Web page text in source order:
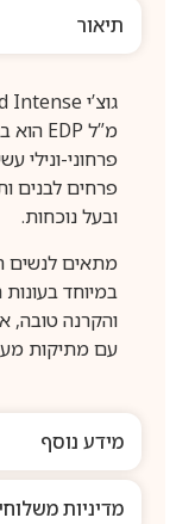
תיאור
פרחוני-ונילי
פרחים לבנים
ובעל נוכחות.
מתאים לנשים
במיוחד
והקרנה טובה,
עם מתיקות
מידע נוסף
מדיניות